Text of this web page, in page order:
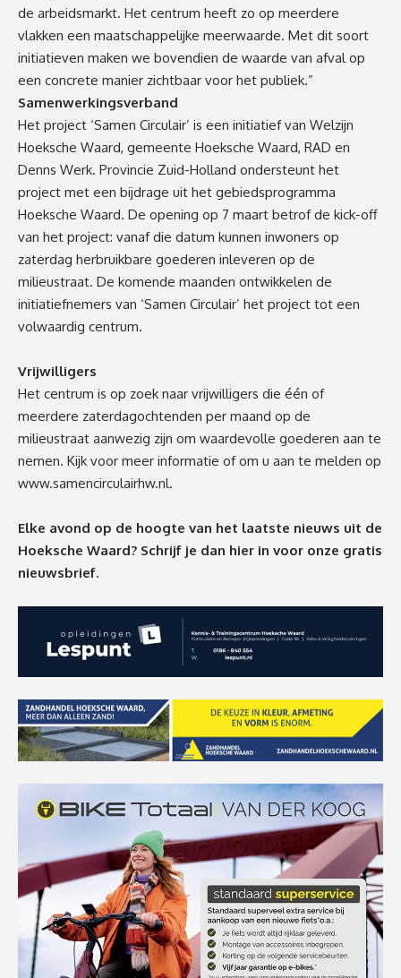
de arbeidsmarkt. Het centrum heeft zo op meerdere
vlakken een maatschappelijke meerwaarde. Met dit soort
initiatieven maken we bovendien de waarde van afval op
een concrete manier zichtbaar voor het publiek.”
Samenwerkingsverband
Het project ‘Samen Circulair’ is een initiatief van Welzijn
Hoeksche Waard, gemeente Hoeksche Waard, RAD en
Denns Werk. Provincie Zuid-Holland ondersteunt het
project met een bijdrage uit het gebiedsprogramma
Hoeksche Waard. De opening op 7 maart betrof de kick-off
van het project: vanaf die datum kunnen inwoners op
zaterdag herbruikbare goederen inleveren op de
milieustraat. De komende maanden ontwikkelen de
initiatiefnemers van ‘Samen Circulair’ het project tot een
volwaardig centrum.
Vrijwilligers
Het centrum is op zoek naar vrijwilligers die één of
meerdere zaterdagochtenden per maand op de
milieustraat aanwezig zijn om waardevolle goederen aan te
nemen. Kijk voor meer informatie of om u aan te melden op
www.samencirculairhw.nl.
Elke avond op de hoogte van het laatste nieuws uit de
Hoeksche Waard? Schrijf je dan hier in voor onze gratis
nieuwsbrief.